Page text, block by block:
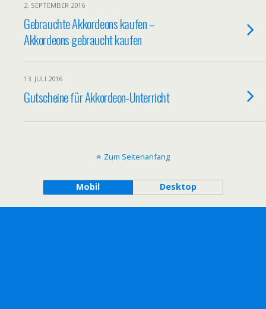
2. SEPTEMBER 2016
Gebrauchte Akkordeons kaufen –
Akkordeons gebraucht kaufen
13. JULI 2016
Gutscheine für Akkordeon-Unterricht
Zum Seitenanfang
Mobil Desktop